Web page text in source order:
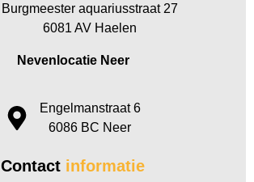
Burgmeester aquariusstraat 27
6081 AV Haelen
Nevenlocatie Neer
Engelmanstraat 6
6086 BC Neer
Contact informatie